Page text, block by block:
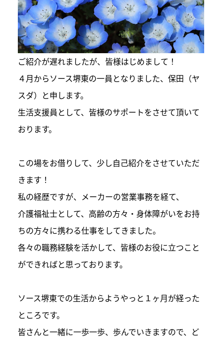
ご紹介が遅れましたが、皆様はじめまして！
４月からソース堺東の一員となりました、保田（ヤ
スダ）と申します。
生活支援員として、皆様のサポートをさせて頂いて
おります。
この場をお借りして、少し自己紹介をさせていただ
きます！
私の経歴ですが、メーカーの営業事務を経て、
介護福祉士として、高齢の方々・身体障がいをお持
ちの方々に携わる仕事をしてきました。
各々の職務経験を活かして、皆様のお役に立つこと
ができればと思っております。
ソース堺東での生活からようやっと１ヶ月が経った
ところです。
皆さんと一緒に一歩一歩、歩んでいきますので、ど